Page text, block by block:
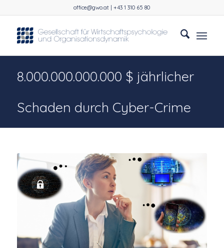
office@gwo.at | +43 1 310 65 80
8.000.000.000.000 $ jährlicher
Schaden durch Cyber-Crime